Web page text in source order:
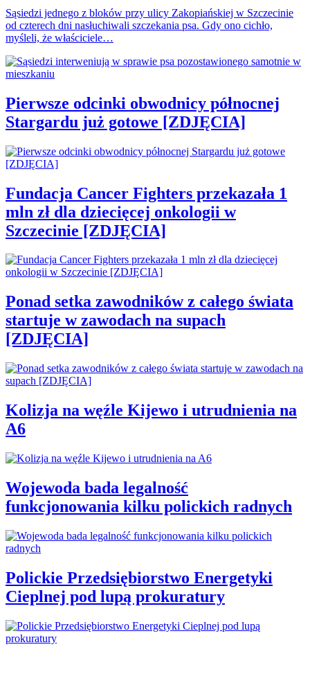
Sąsiedzi jednego z bloków przy ulicy Zakopiańskiej w Szczecinie
od czterech dni nasłuchiwali szczekania psa. Gdy ono cichło,
myśleli, że właściciele…
Pierwsze odcinki obwodnicy północnej
Stargardu już gotowe [ZDJĘCIA]
Fundacja Cancer Fighters przekazała 1
mln zł dla dziecięcej onkologii w
Szczecinie [ZDJĘCIA]
Ponad setka zawodników z całego świata
startuje w zawodach na supach
[ZDJĘCIA]
Kolizja na węźle Kijewo i utrudnienia na
A6
Wojewoda bada legalność
funkcjonowania kilku polickich radnych
Polickie Przedsiębiorstwo Energetyki
Cieplnej pod lupą prokuratury